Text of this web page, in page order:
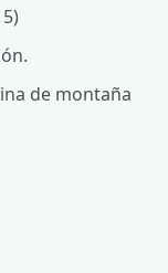
de montaña